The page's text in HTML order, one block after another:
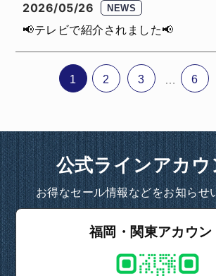
2026/05/26 NEWS
📢テレビで紹介されました📢
1 2 3 … 6
公式ラインアカウ
お得なセール情報などをお知らせ
福岡・関東アカウン